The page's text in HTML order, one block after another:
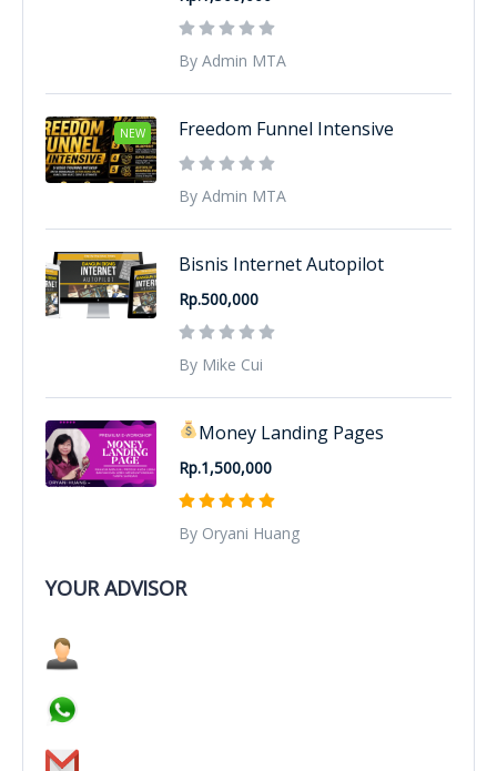
By Admin MTA
NEW Freedom Funnel Intensive
By Admin MTA
Bisnis Internet Autopilot
Rp.500,000
By Mike Cui
Money Landing Pages
Rp.1,500,000
By Oryani Huang
YOUR ADVISOR